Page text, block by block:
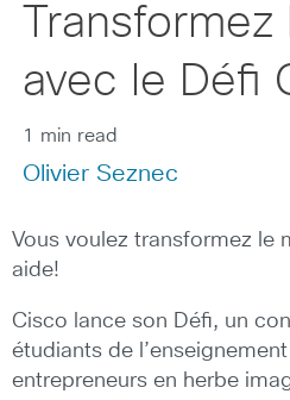
avec le Défi
1 min read
Olivier Seznec
Vous voulez transformez le
aide!
Cisco lance son Défi, un
étudiants de
entrepreneurs en herbe